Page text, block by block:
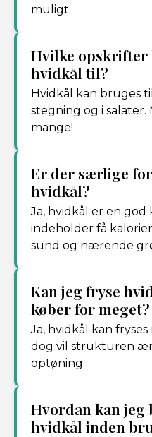
muligt.
Hvilke opskrifter
hvidkål til?
Hvidkål kan bruges
stegning og i
mange!
Er der særlige
hvidkål?
Ja, hvidkål er en god
indeholder få
sund og nærende
Kan jeg fryse
køber for meget?
Ja, hvidkål kan
dog vil strukturen
optøning.
Hvordan kan jeg
hvidkål inden